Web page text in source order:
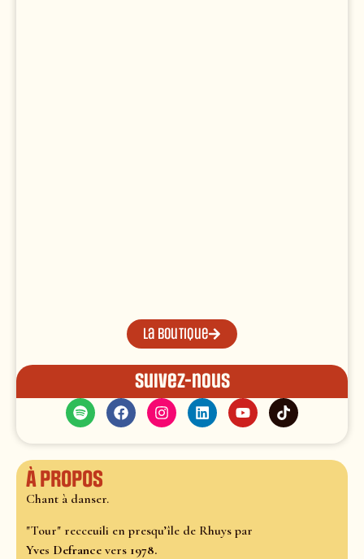
La boutique
Suivez-nous
À propos
Chant à danser.
"Tour" recceuili en presqu’île de Rhuys par
Yves Defrance vers 1978.